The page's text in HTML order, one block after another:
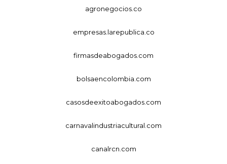
agronegocios.co
empresas.larepublica.co
firmasdeabogados.com
bolsaencolombia.com
casosdeexitoabogados.com
carnavalindustriacultural.com
canalrcn.com